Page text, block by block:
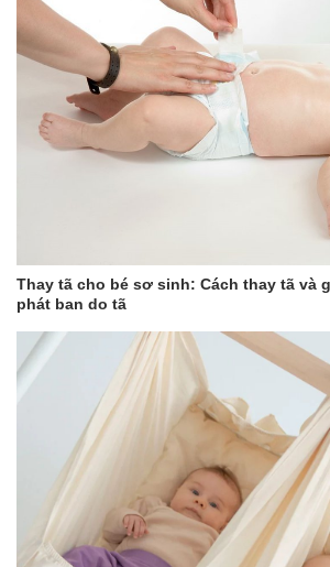
4. Cách bảo quản sản phẩm
– Tránh ánh nắng trực tiếp, và nơi có nhiệt
– Đậy kín sau khi sử dụng.
– Để xa tầm tay của trẻ.
Thay tã cho bé sơ sinh: Cách thay tã và
phát ban do tã